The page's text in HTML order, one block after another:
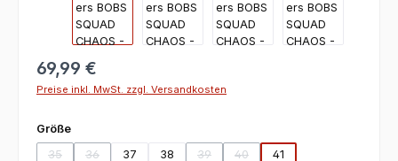
69,99 €
Preise inkl. MwSt. zzgl. Versandkosten
Größeauswählen
35
36 37 38 39 40 41